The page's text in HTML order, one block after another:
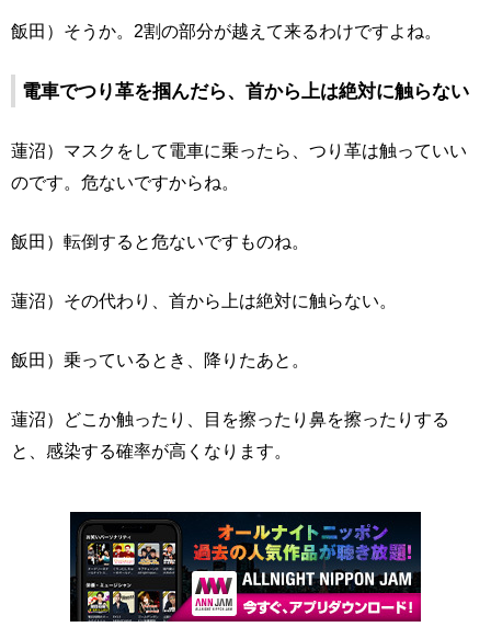
飯田）そうか。2割の部分が越えて来るわけですよね。
電車でつり革を掴んだら、首から上は絶対に触らない
蓮沼）マスクをして電車に乗ったら、つり革は触っていい
のです。危ないですからね。
飯田）転倒すると危ないですものね。
蓮沼）その代わり、首から上は絶対に触らない。
飯田）乗っているとき、降りたあと。
蓮沼）どこか触ったり、目を擦ったり鼻を擦ったりする
と、感染する確率が高くなります。